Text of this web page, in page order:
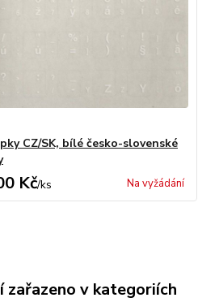
CZ/SK, bílé česko-slovenské
Kč/ks Na vyžádání
zařazeno v kategoriích